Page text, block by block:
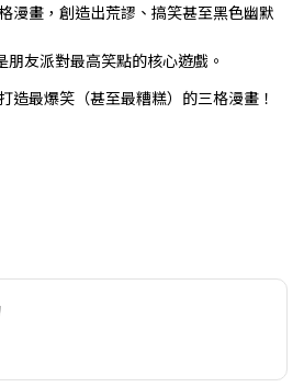
漫畫，創造出荒謬、搞笑甚至黑色幽默
友派對最高笑點的核心遊戲。
造最爆笑（甚至最糟糕）的三格漫畫！